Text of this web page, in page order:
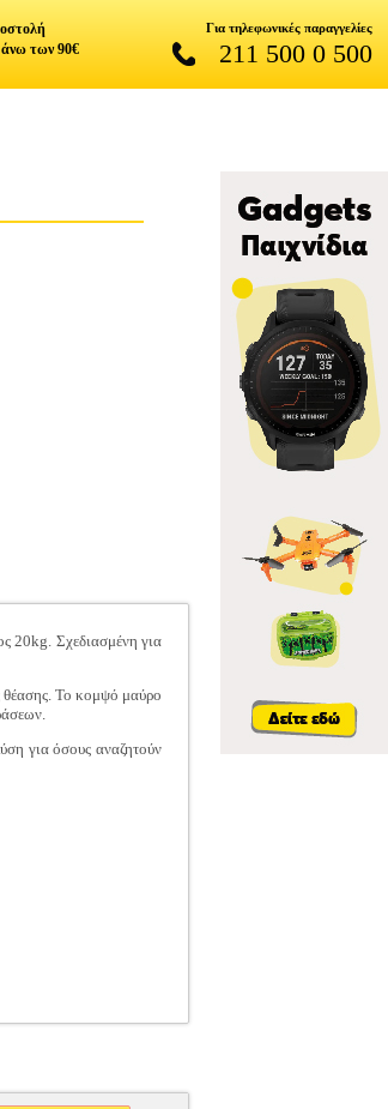
άνω των 90€
Για τηλεφωνικές παραγγελίες
211 500 0 500
20kg. Σχεδιασμένη για
θέασης. Το κομψό μαύρο
για όσους αναζητούν